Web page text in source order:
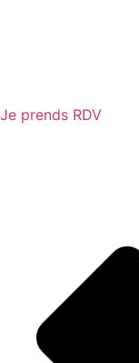
Je prends RDV